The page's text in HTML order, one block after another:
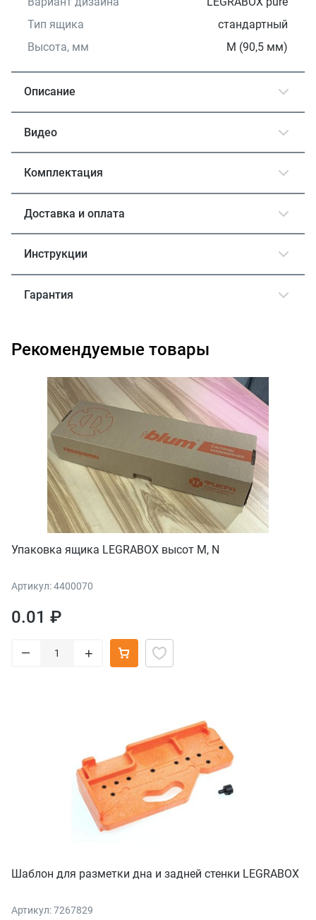
Тип ящика
стандартный
Высота, мм
M (90,5 мм)
Описание
Видео
Комплектация
Доставка и оплата
Инструкции
Гарантия
Рекомендуемые товары
Упаковка ящика LEGRABOX высот M, N
Артикул: 4400070
0.01 ₽
– +
Шаблон для разметки дна и задней стенки LEGRABOX
Артикул: 7267829